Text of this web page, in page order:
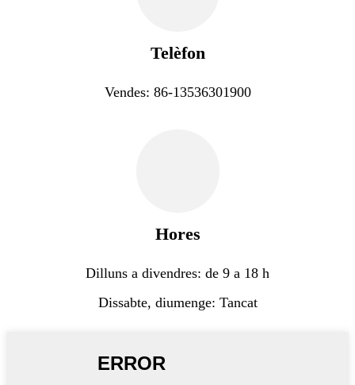
Telèfon
Vendes: 86-13536301900
Hores
Dilluns a divendres: de 9 a 18 h
Dissabte, diumenge: Tancat